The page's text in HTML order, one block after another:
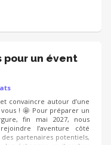
pour un évent
convaincre autour d’une
! 🤩 Pour préparer un
fin mai 2027, nous
l’aventure côté
partenaires potentiels,